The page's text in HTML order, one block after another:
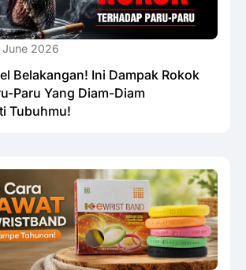
June 2026
Belakangan! Ini Dampak Rokok
Paru Yang Diam-Diam
Tubuhmu!